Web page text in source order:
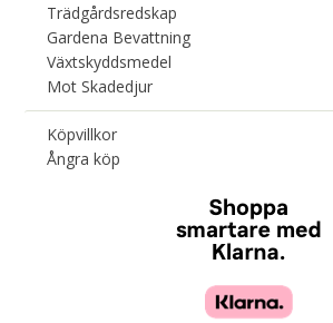
Trädgårdsredskap
Gardena Bevattning
Växtskyddsmedel
Mot Skadedjur
Köpvillkor
Ångra köp